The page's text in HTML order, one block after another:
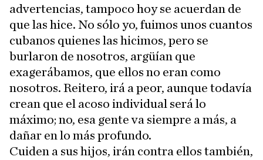
advertencias, tampoco hoy se acuerdan de
que las hice. No sólo yo, fuimos unos cuantos
cubanos quienes las hicimos, pero se
burlaron de nosotros, argüían que
exagerábamos, que ellos no eran como
nosotros. Reitero, irá a peor, aunque todavía
crean que el acoso individual será lo
máximo; no, esa gente va siempre a más, a
dañar en lo más profundo.
Cuiden a sus hijos, irán contra ellos también,